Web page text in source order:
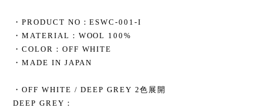
・PRODUCT NO：ESWC-001-I
・MATERIAL：WOOL 100%
・COLOR：OFF WHITE
・MADE IN JAPAN
・OFF WHITE / DEEP GREY 2色展開
DEEP GREY：